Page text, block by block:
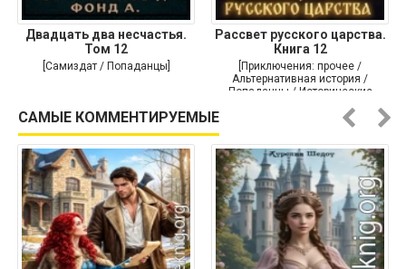
Двадцать два несчастья.
Том 12
[Самиздат / Попаданцы]
Рассвет русского царства.
Книга 12
[Приключения: прочее /
Альтернативная история /
Попаданцы / Исторические
САМЫЕ КОММЕНТИРУЕМЫЕ